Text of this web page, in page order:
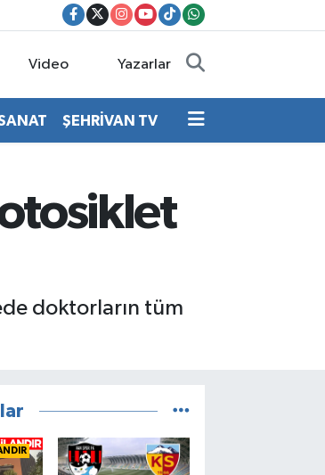
Video Yazarlar
ŞEHRİVAN TV
doktorların tüm